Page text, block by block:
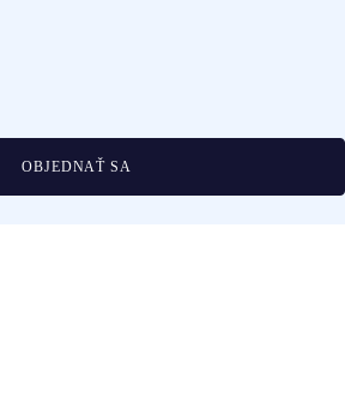
OBJEDNAŤ SA